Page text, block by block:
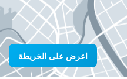
اعرض على الخريطة